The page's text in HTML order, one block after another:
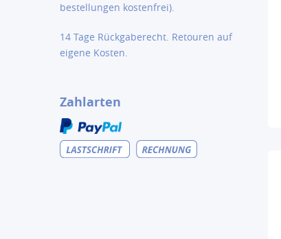
bestellungen kostenfrei).
14 Tage Rückgaberecht. Retouren auf
eigene Kosten.
Zahlarten